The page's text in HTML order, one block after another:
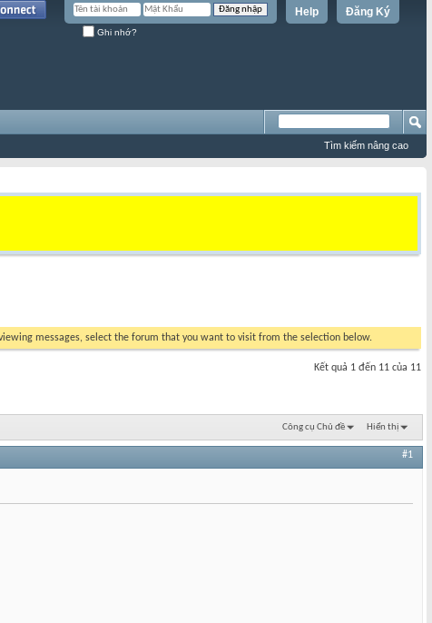
Đăng Ký
Help
Ghi nhớ?
Tìm kiếm nâng cao
messages, select the forum that you want to visit from the selection below.
Kết quả 1 đến 11 của 11
Công cụ Chủ đề Hiển thị
#1